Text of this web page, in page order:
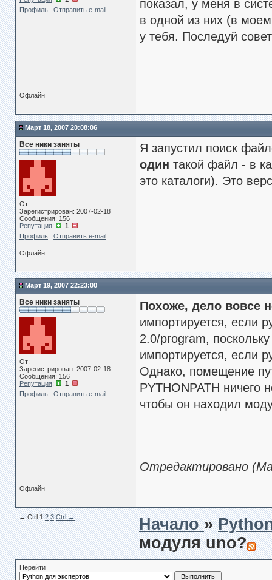
Профиль
Отправить e-mail
показал, у меня в
в одной из них (в
у тебя. Последуй
Офлайн
Март 18, 2007 20:08:06
Все ники заняты
От:
Зарегистрирован: 2007-02-18
Сообщения: 156
Репутация:
1
Профиль
Отправить e-mail
Я запустил поиск
один такой файл - в
это каталоги). Это
Офлайн
Март 19, 2007 22:23:00
Все ники заняты
От:
Зарегистрирован: 2007-02-18
Сообщения: 156
Репутация:
1
Профиль
Отправить e-mail
Похоже, дело вовсе
импортируется, если
2.0/program,
импортируется, если
Однако, помещение
PYTHONPATH ничего
чтобы он находил
Отредактировано
Офлайн
← Сtrl 1 2 3 Ctrl → Начало»
модуля uno?
Перейти